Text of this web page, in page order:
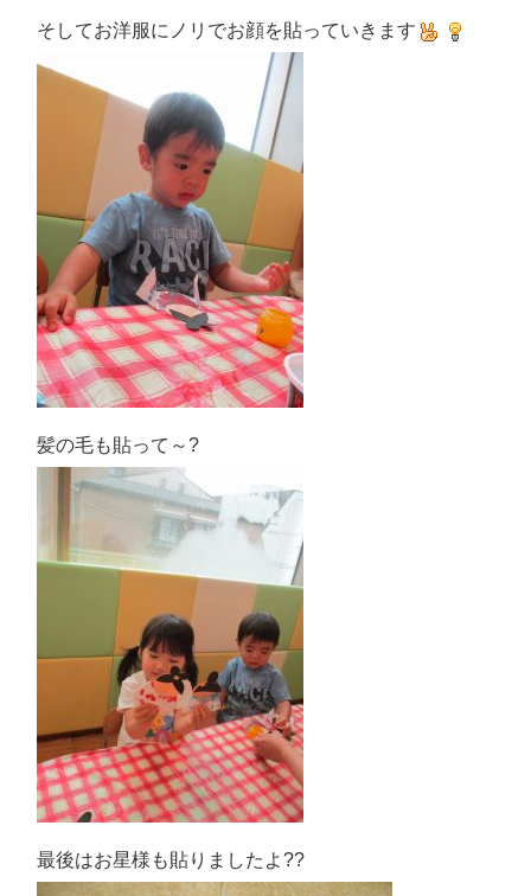
そしてお洋服にノリでお顔を貼っていきます
髪の毛も貼って～?
最後はお星様も貼りましたよ??